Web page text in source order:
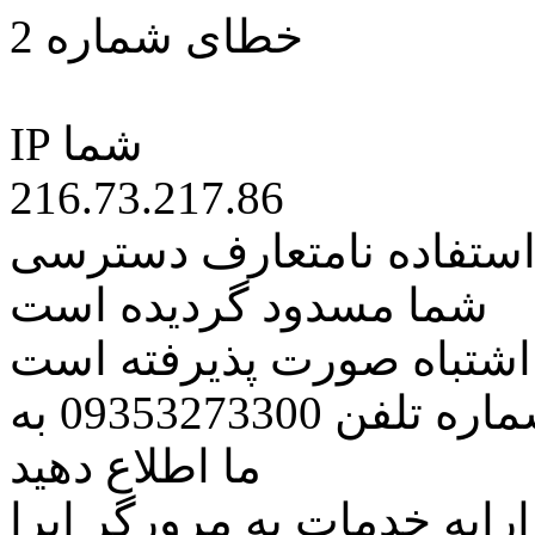
خطای شماره 2
IP شما
216.73.217.86
نامتعارف دسترسی
شما مسدود گردیده است
اشتباه صورت پذیرفته است
مراتب این مسئله را از طریق شماره تلفن 09353273300 به
ما اطلاع دهید
خدمات به مرورگر اپرا